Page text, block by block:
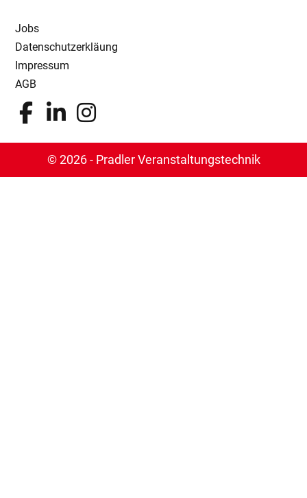
Jobs
Datenschutzerkläung
Impressum
AGB
© 2026 - Pradler Veranstaltungstechnik